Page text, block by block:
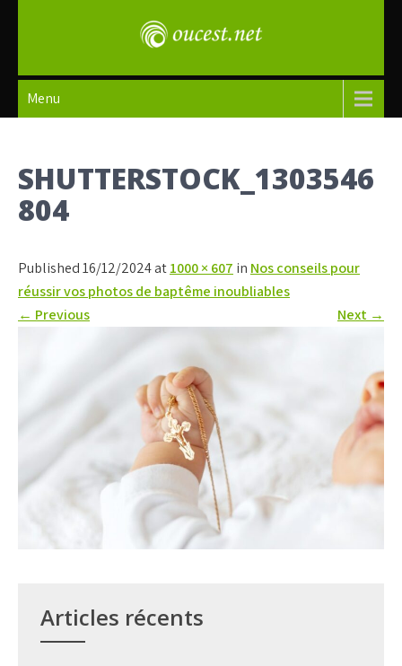
oucest
Menu
SHUTTERSTOCK_1303546
804
Published 16/12/2024 at1000 × 607 in Nos conseils pour
réussir vos photos de baptême inoubliables
← Previous Next →
Articles récents